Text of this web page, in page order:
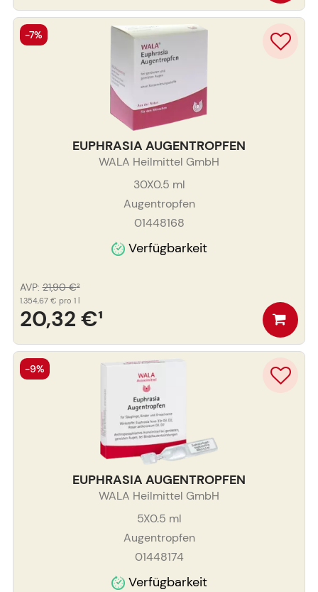
EUPHRASIA AUGENTROPFEN
WALA Heilmittel GmbH
30X0.5 ml
Augentropfen
01448168
Verfügbarkeit
20,32 €¹
AVP: 21,90 €²
1.354,67 € pro 1 l
-7%
EUPHRASIA AUGENTROPFEN
WALA Heilmittel GmbH
5X0.5 ml
Augentropfen
01448174
Verfügbarkeit
-9%